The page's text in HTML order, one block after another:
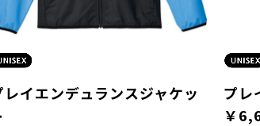
レイエンデュランスジャケッ
プレ
￥